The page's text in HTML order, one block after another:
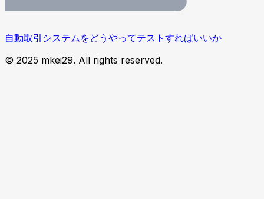
自動取引システムをどうやってテストすればいいか
© 2025 mkei29. All rights reserved.